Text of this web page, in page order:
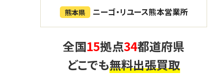
熊本県 ニーゴ・リユース熊本営業所
全国15拠点34都道府県
どこでも無料出張買取